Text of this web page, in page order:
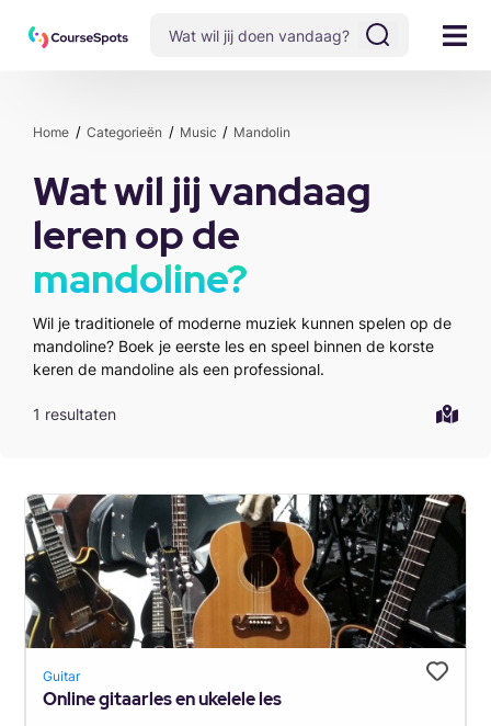
Home Categorieën Music Mandolin
Wat wil jij vandaag
leren op de
mandoline?
Wil je traditionele of moderne muziek kunnen spelen op de
mandoline? Boek je eerste les en speel binnen de korste
keren de mandoline als een professional.
1 resultaten
Guitar
Online gitaarles en ukelele les